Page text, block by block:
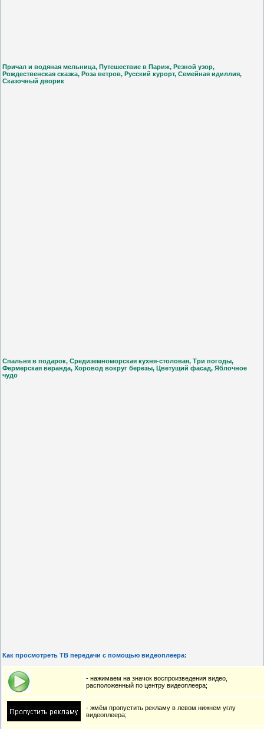
Причал и водяная мельница, Путешествие в Париж, Резной узор,
Рождественская сказка, Роза ветров, Русский курорт, Семейная идиллия,
Сказочный дворик
Спальня в подарок, Средиземноморская кухня-столовая, Три погоды,
Фермерская веранда, Хоровод вокруг березы, Цветущий фасад, Яблочное
чудо
Как просмотреть ТВ передачи с помощью видеоплеера:
- нажимаем на значок воспроизведения видео,
расположенный по центру видеоплеера;
- жмём пропустить рекламу в левом нижнем углу
видеоплеера;